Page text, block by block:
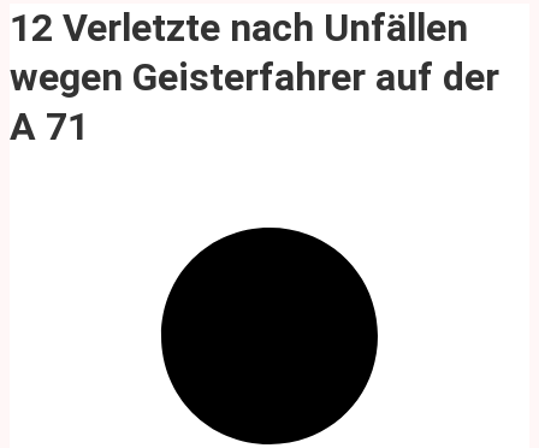
12 Verletzte nach Unfällen
wegen Geisterfahrer auf der
A 71